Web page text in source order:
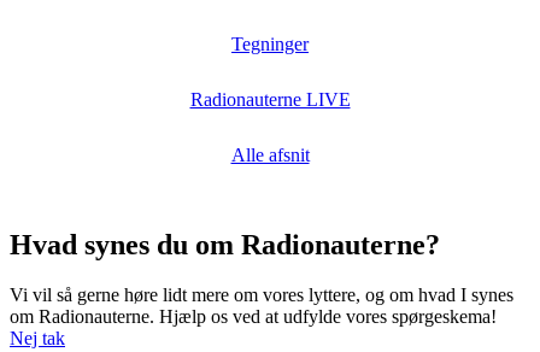
Tegninger
Radionauterne LIVE
Alle afsnit
Hvad synes du om Radionauterne?
Vi vil så gerne høre lidt mere om vores lyttere, og om hvad I synes
om Radionauterne. Hjælp os ved at udfylde vores spørgeskema!
Nej tak